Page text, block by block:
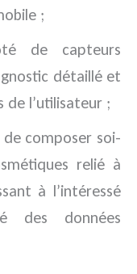
;
de capteurs
détaillé et
de l’utilisateur ;
composer soi-
relié à
à l’intéressé
des données